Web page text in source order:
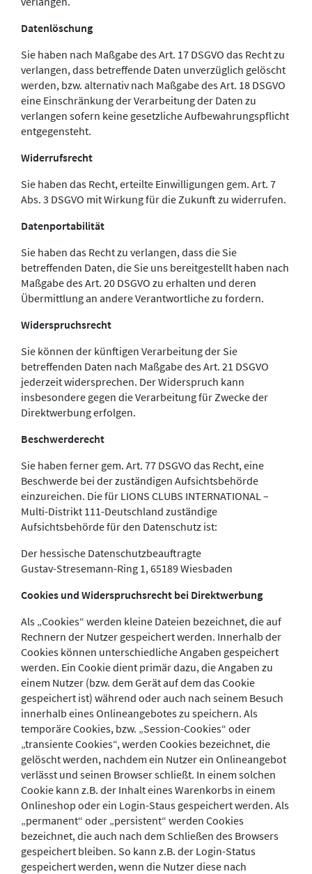
Datenlöschung
Sie haben nach Maßgabe des Art. 17 DSGVO das Recht zu
verlangen, dass betreffende Daten unverzüglich gelöscht
werden, bzw. alternativ nach Maßgabe des Art. 18 DSGVO
eine Einschränkung der Verarbeitung der Daten zu
verlangen sofern keine gesetzliche Aufbewahrungspflicht
entgegensteht.
Widerrufsrecht
Sie haben das Recht, erteilte Einwilligungen gem. Art. 7
Abs. 3 DSGVO mit Wirkung für die Zukunft zu widerrufen.
Datenportabilität
Sie haben das Recht zu verlangen, dass die Sie
betreffenden Daten, die Sie uns bereitgestellt haben nach
Maßgabe des Art. 20 DSGVO zu erhalten und deren
Übermittlung an andere Verantwortliche zu fordern.
Widerspruchsrecht
Sie können der künftigen Verarbeitung der Sie
betreffenden Daten nach Maßgabe des Art. 21 DSGVO
jederzeit widersprechen. Der Widerspruch kann
insbesondere gegen die Verarbeitung für Zwecke der
Direktwerbung erfolgen.
Beschwerderecht
Sie haben ferner gem. Art. 77 DSGVO das Recht, eine
Beschwerde bei der zuständigen Aufsichtsbehörde
einzureichen. Die für LIONS CLUBS INTERNATIONAL –
Multi-Distrikt 111-Deutschland zuständige
Aufsichtsbehörde für den Datenschutz ist:
Der hessische Datenschutzbeauftragte
Gustav-Stresemann-Ring 1, 65189 Wiesbaden
Cookies und Widerspruchsrecht bei Direktwerbung
Als „Cookies“ werden kleine Dateien bezeichnet, die auf
Rechnern der Nutzer gespeichert werden. Innerhalb der
Cookies können unterschiedliche Angaben gespeichert
werden. Ein Cookie dient primär dazu, die Angaben zu
einem Nutzer (bzw. dem Gerät auf dem das Cookie
gespeichert ist) während oder auch nach seinem Besuch
innerhalb eines Onlineangebotes zu speichern. Als
temporäre Cookies, bzw. „Session-Cookies“ oder
„transiente Cookies“, werden Cookies bezeichnet, die
gelöscht werden, nachdem ein Nutzer ein Onlineangebot
verlässt und seinen Browser schließt. In einem solchen
Cookie kann z.B. der Inhalt eines Warenkorbs in einem
Onlineshop oder ein Login-Staus gespeichert werden. Als
„permanent“ oder „persistent“ werden Cookies
bezeichnet, die auch nach dem Schließen des Browsers
gespeichert bleiben. So kann z.B. der Login-Status
gespeichert werden, wenn die Nutzer diese nach